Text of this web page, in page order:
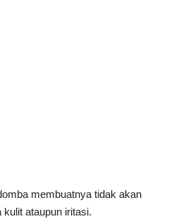
membuatnya tidak akan
ataupun iritasi.